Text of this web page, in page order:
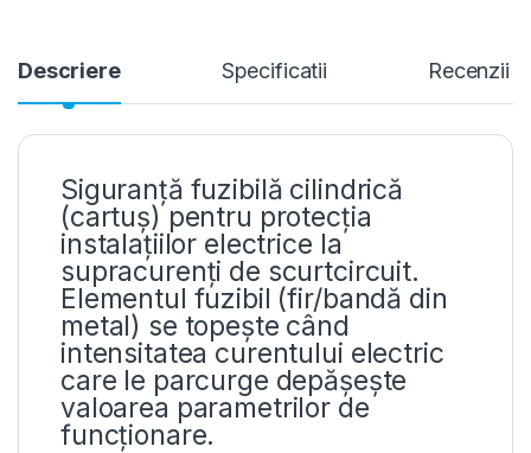
Descriere Specificatii Recenzii
Siguranță fuzibilă cilindrică
(cartuș) pentru protecția
instalațiilor electrice la
supracurenți de scurtcircuit.
Elementul fuzibil (fir/bandă din
metal) se topește când
intensitatea curentului electric
care le parcurge depășește
valoarea parametrilor de
funcționare.